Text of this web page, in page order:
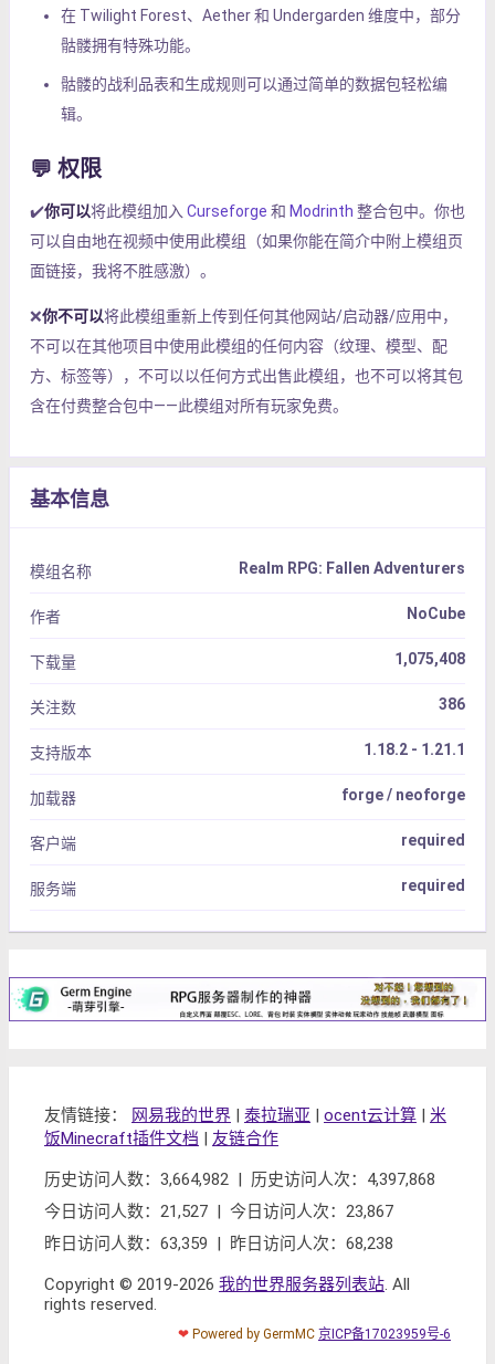
在 Twilight Forest、Aether 和 Undergarden 维度中，部分
骷髅拥有特殊功能。
骷髅的战利品表和生成规则可以通过简单的数据包轻松编
辑。
💬 权限
✔️你可以将此模组加入 Curseforge 和 Modrinth 整合包中。你也
可以自由地在视频中使用此模组（如果你能在简介中附上模组页
面链接，我将不胜感激）。
❌你不可以将此模组重新上传到任何其他网站/启动器/应用中，
不可以在其他项目中使用此模组的任何内容（纹理、模型、配
方、标签等），不可以以任何方式出售此模组，也不可以将其包
含在付费整合包中——此模组对所有玩家免费。
基本信息
模组名称 Realm RPG: Fallen Adventurers
作者 NoCube
下载量 1,075,408
关注数 386
支持版本 1.18.2 - 1.21.1
加载器 forge / neoforge
客户端 required
服务端 required
友情链接： 网易我的世界 泰拉瑞亚 ocent云计算
米
饭Minecraft插件文档
友链合作
历史访问人数：3,664,982 | 历史访问人次：4,397,868
今日访问人数：21,527 | 今日访问人次：23,867
昨日访问人数：63,359 | 昨日访问人次：68,238
Copyright © 2019-2026 我的世界服务器列表站. All
rights reserved.
❤ Powered by GermMC 京ICP备17023959号-6